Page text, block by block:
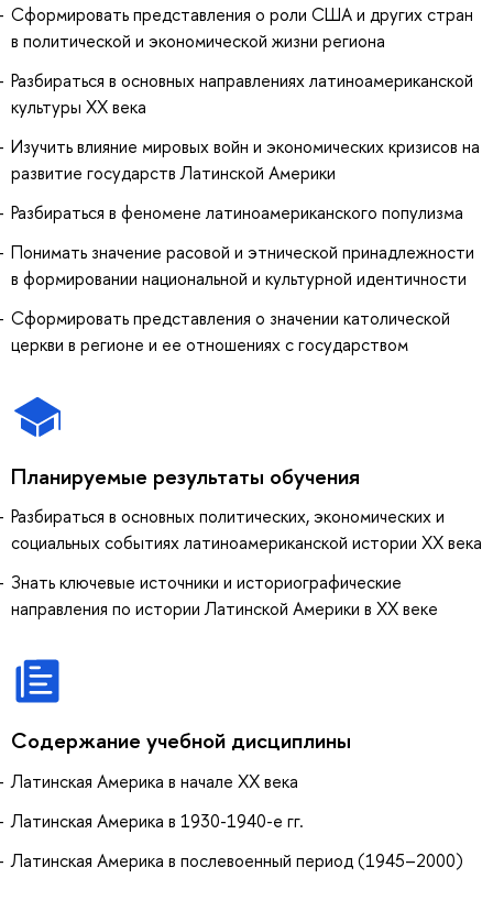
Сформировать представления о роли США и других стран
в политической и экономической жизни региона
Разбираться в основных направлениях латиноамериканской
культуры XX века
Изучить влияние мировых войн и экономических кризисов на
развитие государств Латинской Америки
Разбираться в феномене латиноамериканского популизма
Понимать значение расовой и этнической принадлежности
в формировании национальной и культурной идентичности
Сформировать представления о значении католической
церкви в регионе и ее отношениях с государством
Планируемые результаты обучения
Разбираться в основных политических, экономических и
социальных событиях латиноамериканской истории XX века
Знать ключевые источники и историографические
направления по истории Латинской Америки в XX веке
Содержание учебной дисциплины
Латинская Америка в начале XX века
Латинская Америка в 1930-1940-е гг.
Латинская Америка в послевоенный период (1945–2000)